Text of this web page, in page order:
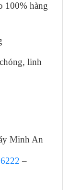
hàng
linh
An
–